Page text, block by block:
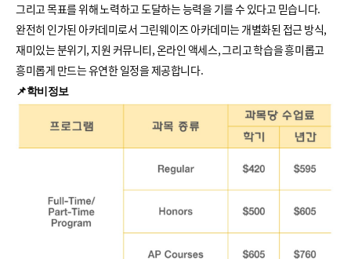
그리고 목표를 위해 노력하고 도달하는 능력을 기를 수 있다고 믿습니다.
완전히 인가된 아카데미로서 그린웨이즈 아카데미는 개별화된 접근 방식,
재미있는 분위기, 지원 커뮤니티, 온라인 액세스, 그리고 학습을 흥미롭고
흥미롭게 만드는 유연한 일정을 제공합니다.
📌학비정보